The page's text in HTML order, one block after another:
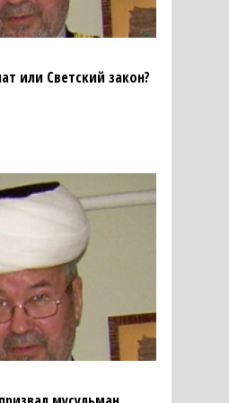
или Светский закон?